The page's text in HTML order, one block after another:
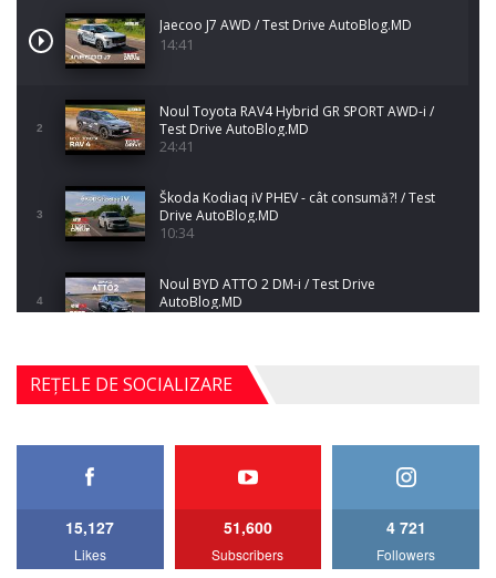
Jaecoo J7 AWD / Test Drive AutoBlog.MD
14:41
2
Noul Toyota RAV4 Hybrid GR SPORT AWD-i /
Test Drive AutoBlog.MD
24:41
3
Škoda Kodiaq iV PHEV - cât consumă?! / Test
Drive AutoBlog.MD
10:34
4
Noul BYD ATTO 2 DM-i / Test Drive
AutoBlog.MD
5
Noul Mercedes-Benz S-Class facelift (S 580
4MATIC V223) / Test Drive AutoBlog.MD
27:33
AutoBlog.MD
REȚELE DE SOCIALIZARE
15,127
Likes
51,600
Subscribers
4 721
Followers